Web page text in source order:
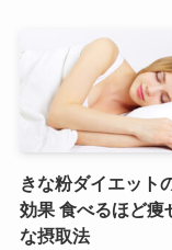
きな粉ダイエット
効果 食べるほど痩
な摂取法